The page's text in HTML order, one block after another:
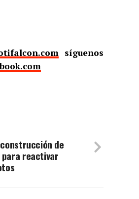
síguenos
de
reactivar